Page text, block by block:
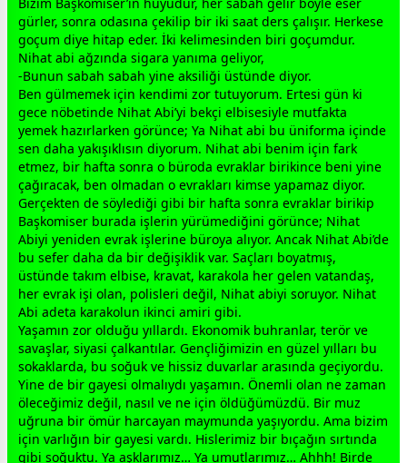
gürler, sonra odasına çekilip bir iki saat ders çalışır. Herkese
goçum diye hitap eder. İki kelimesinden biri goçumdur.
Nihat abi ağzında sigara yanıma geliyor,
-Bunun sabah sabah yine aksiliği üstünde diyor.
Ben gülmemek için kendimi zor tutuyorum. Ertesi gün ki
gece nöbetinde Nihat Abi’yi bekçi elbisesiyle mutfakta
yemek hazırlarken görünce; Ya Nihat abi bu üniforma içinde
sen daha yakışıklısın diyorum. Nihat abi benim için fark
etmez, bir hafta sonra o büroda evraklar birikince beni yine
çağıracak, ben olmadan o evrakları kimse yapamaz diyor.
Gerçekten de söylediği gibi bir hafta sonra evraklar birikip
Başkomiser burada işlerin yürümediğini görünce; Nihat
Abiyi yeniden evrak işlerine büroya alıyor. Ancak Nihat Abi’de
bu sefer daha da bir değişiklik var. Saçları boyatmış,
üstünde takım elbise, kravat, karakola her gelen vatandaş,
her evrak işi olan, polisleri değil, Nihat abiyi soruyor. Nihat
Abi adeta karakolun ikinci amiri gibi.
Yaşamın zor olduğu yıllardı. Ekonomik buhranlar, terör ve
savaşlar, siyasi çalkantılar. Gençliğimizin en güzel yılları bu
sokaklarda, bu soğuk ve hissiz duvarlar arasında geçiyordu.
Yine de bir gayesi olmalıydı yaşamın. Önemli olan ne zaman
öleceğimiz değil, nasıl ve ne için öldüğümüzdü. Bir muz
uğruna bir ömür harcayan maymunda yaşıyordu. Ama bizim
için varlığın bir gayesi vardı. Hislerimiz bir bıçağın sırtında
gibi soğuktu. Ya aşklarımız… Ya umutlarımız… Ahhh! Birde